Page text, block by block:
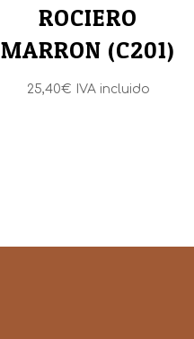
ROCIERO
MARRON (C201)
25,40€ IVA incluido